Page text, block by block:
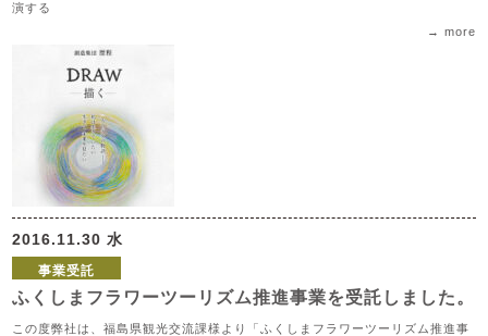
演する
→ more
2016.11.30 水
事業受託
ふくしまフラワーツーリズム推進事業を受託しました。
この度弊社は、福島県観光交流課様より「ふくしまフラワーツーリズム推進事